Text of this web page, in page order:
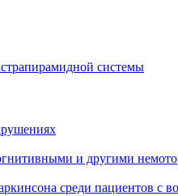
системы
и другими
среди пациентов с